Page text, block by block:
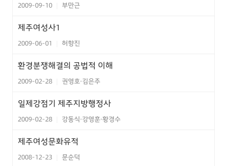
2009-09-10 부만근
제주여성사1
2009-06-01 허향진
환경분쟁해결의 공법적 이해
2009-02-28 권영호·김은주
일제강점기 제주지방행정사
2009-02-28 강동식·강영훈·황경수
제주여성문화유적
2008-12-23 문순덕